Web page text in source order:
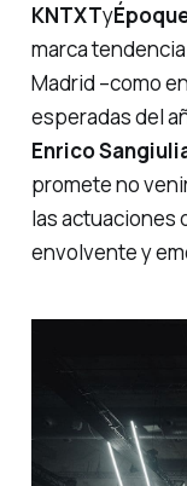
KNTXTy
marca
Madrid –como
esperadas del
Enrico
promete no
las actuaciones
envolvente y